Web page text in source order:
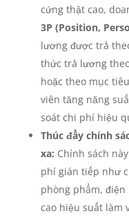
cứng thật cao,
3P (Position,
lương được trả
thức trả lương
hoặc theo mục
viên tăng năng
soát chi phí hiệu
Thúc đẩy chính
xa: Chính sách
phí gián tiếp như
phòng phẩm,
cao hiệu suất làm